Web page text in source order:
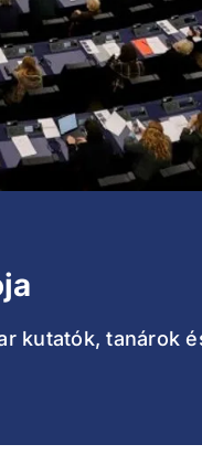
kutatók, tanárok